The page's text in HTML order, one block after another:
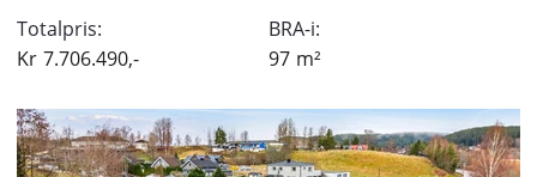
Totalpris:
Kr 7.706.490,-
BRA-i:
97 m²